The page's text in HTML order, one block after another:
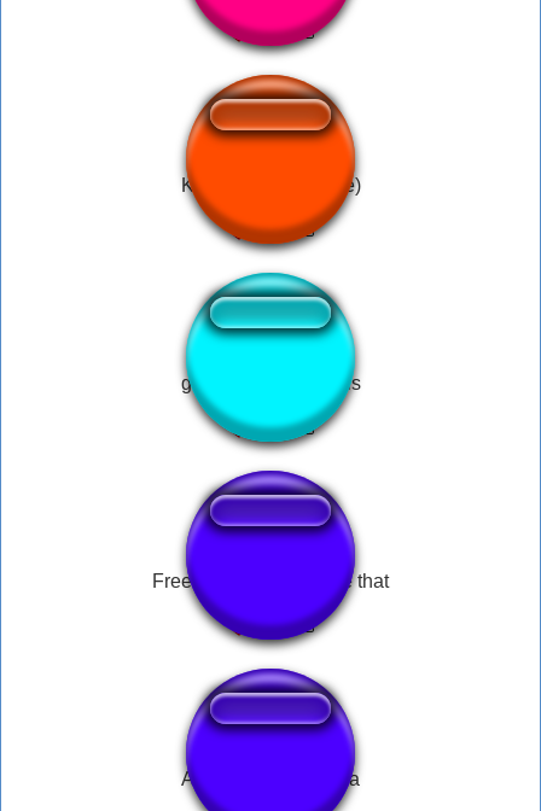
Kle621 Salve (Corte)
gotye wokeuplikethis
Freestyle that Freestyle that
Abandono esta tierra